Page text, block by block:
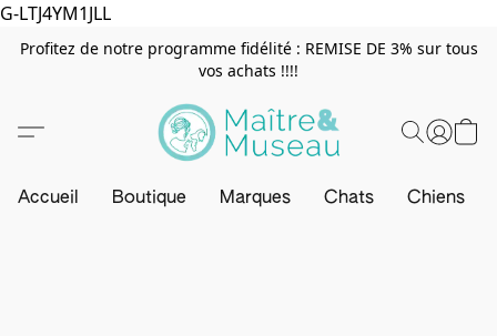
G-LTJ4YM1JLL
Profitez de notre programme fidélité : REMISE DE 3% sur tous
vos achats !!!!
Accueil Boutique Marques Chats Chiens